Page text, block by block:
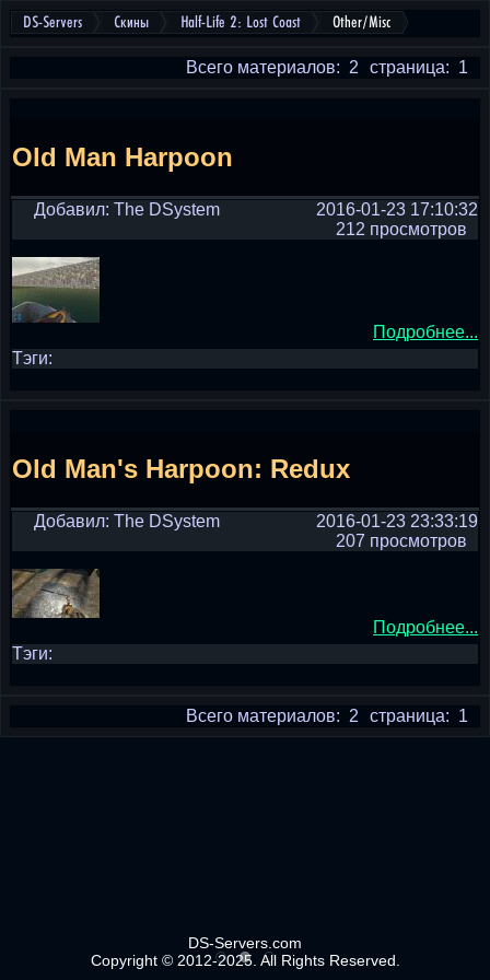
DS-Servers Скины Half-Life 2: Lost Coast Other/Misc
страница: 1
Всего материалов: 2
Old Man Harpoon
Добавил: The DSystem
2016-01-23 17:10:32
212 просмотров
Подробнее...
Тэги:
Old Man's Harpoon: Redux
Добавил: The DSystem
2016-01-23 23:33:19
207 просмотров
Подробнее...
Тэги:
страница: 1
Всего материалов: 2
DS-Servers.com
Copyright © 2012-2025. All Rights Reserved.